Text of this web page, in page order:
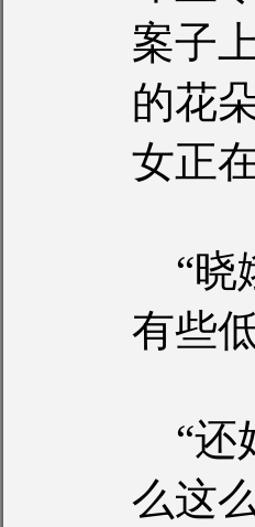
案子
的花
女正
“晓
有些
“还
么这